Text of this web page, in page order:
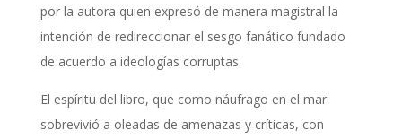
por la autora quien expresó de manera magistral la
intención de redireccionar el sesgo fanático fundado
de acuerdo a ideologías corruptas.
El espíritu del libro, que como náufrago en el mar
sobrevivió a oleadas de amenazas y críticas, con